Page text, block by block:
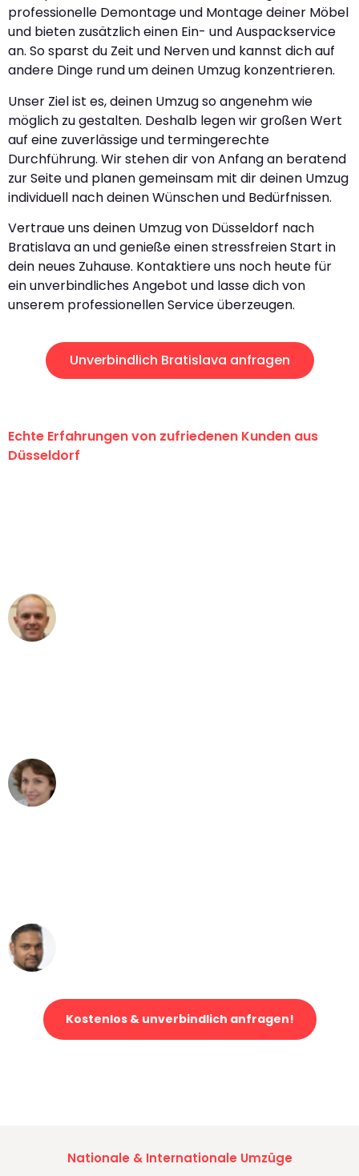
professionelle Demontage und Montage deiner Möbel
und bieten zusätzlich einen Ein- und Auspackservice
an. So sparst du Zeit und Nerven und kannst dich auf
andere Dinge rund um deinen Umzug konzentrieren.
Unser Ziel ist es, deinen Umzug so angenehm wie
möglich zu gestalten. Deshalb legen wir großen Wert
auf eine zuverlässige und termingerechte
Durchführung. Wir stehen dir von Anfang an beratend
zur Seite und planen gemeinsam mit dir deinen Umzug
individuell nach deinen Wünschen und Bedürfnissen.
Vertraue uns deinen Umzug von Düsseldorf nach
Bratislava an und genieße einen stressfreien Start in
dein neues Zuhause. Kontaktiere uns noch heute für
ein unverbindliches Angebot und lasse dich von
unserem professionellen Service überzeugen.
Unverbindlich Bratislava anfragen
Echte Erfahrungen von zufriedenen Kunden aus
Düsseldorf
Kostenlos & unverbindlich anfragen!
Nationale & Internationale Umzüge